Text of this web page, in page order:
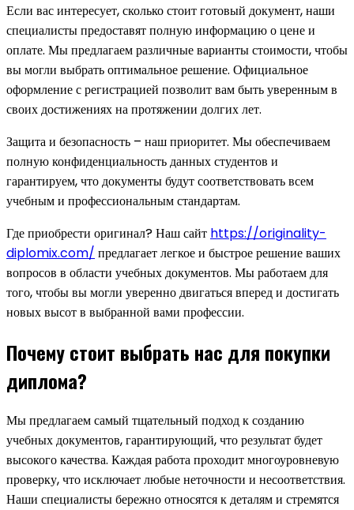
Если вас интересует, сколько стоит готовый документ, наши
специалисты предоставят полную информацию о цене и
оплате. Мы предлагаем различные варианты стоимости, чтобы
вы могли выбрать оптимальное решение. Официальное
оформление с регистрацией позволит вам быть уверенным в
своих достижениях на протяжении долгих лет.
Защита и безопасность – наш приоритет. Мы обеспечиваем
полную конфиденциальность данных студентов и
гарантируем, что документы будут соответствовать всем
учебным и профессиональным стандартам.
Где приобрести оригинал? Наш сайт https://originality-
diplomix.com/ предлагает легкое и быстрое решение ваших
вопросов в области учебных документов. Мы работаем для
того, чтобы вы могли уверенно двигаться вперед и достигать
новых высот в выбранной вами профессии.
Почему стоит выбрать нас для покупки
диплома?
Мы предлагаем самый тщательный подход к созданию
учебных документов, гарантирующий, что результат будет
высокого качества. Каждая работа проходит многоуровневую
проверку, что исключает любые неточности и несоответствия.
Наши специалисты бережно относятся к деталям и стремятся